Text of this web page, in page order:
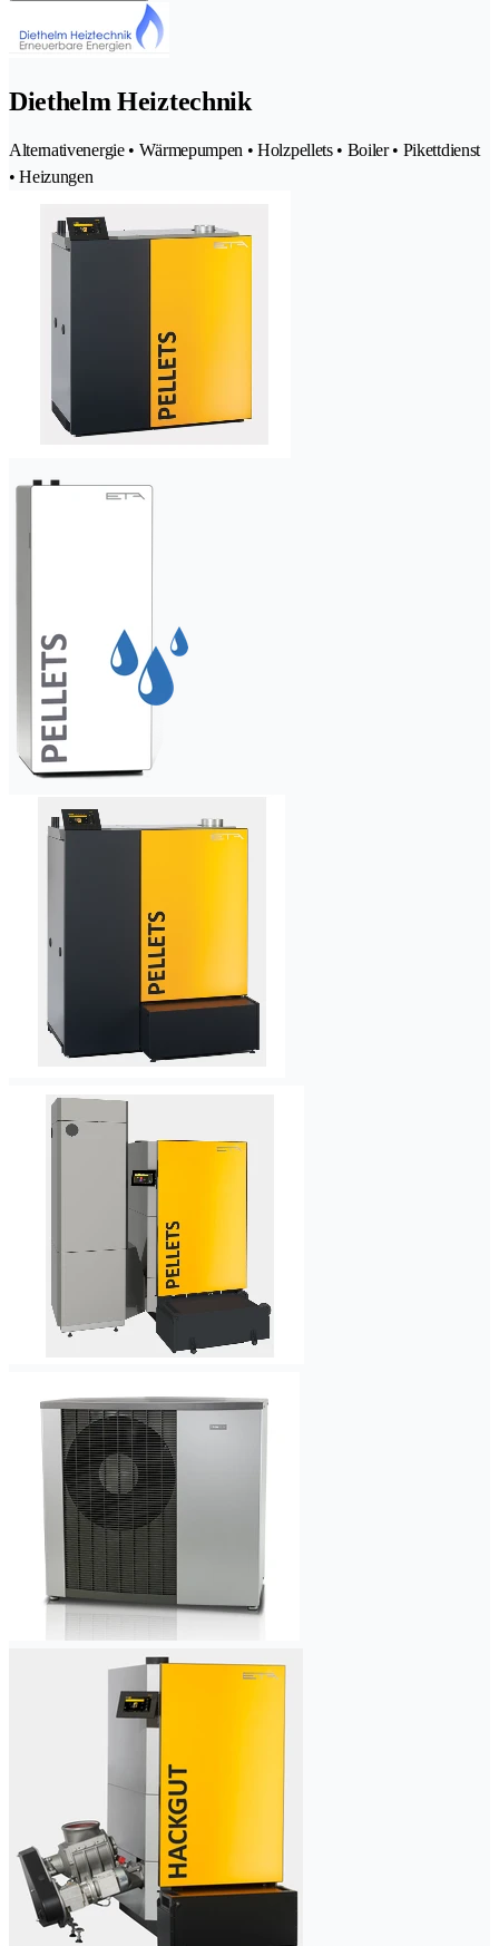
Diethelm Heiztechnik
Alternativenergie • Wärmepumpen • Holzpellets • Boiler • Pikettdienst
• Heizungen